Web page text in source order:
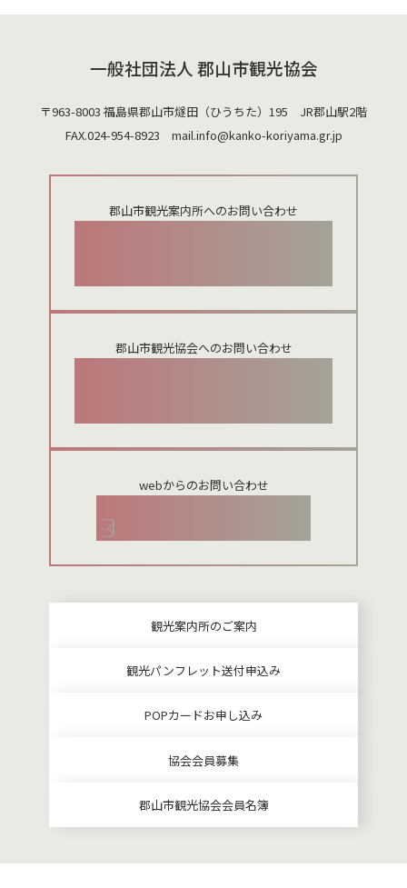
一般社団法人 郡山市観光協会
〒963-8003 福島県郡山市燧田（ひうちた）195 JR郡山駅2階
FAX.024-954-8923 mail.info@kanko-koriyama.gr.jp
郡山市観光案内所へのお問い合わせ
郡山市観光協会へのお問い合わせ
webからのお問い合わせ
観光案内所のご案内
観光パンフレット送付申込み
POPカードお申し込み
協会会員募集
郡山市観光協会会員名簿